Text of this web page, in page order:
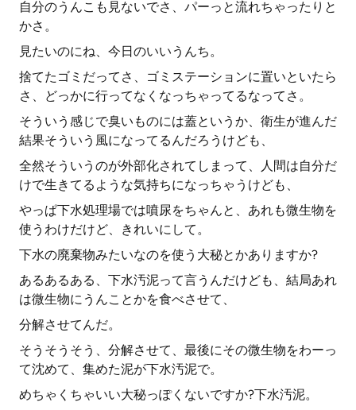
自分のうんこも見ないでさ、パーっと流れちゃったりと
かさ。
見たいのにね、今日のいいうんち。
捨てたゴミだってさ、ゴミステーションに置いといたら
さ、どっかに行ってなくなっちゃってるなってさ。
そういう感じで臭いものには蓋というか、衛生が進んだ
結果そういう風になってるんだろうけども、
全然そういうのが外部化されてしまって、人間は自分だ
けで生きてるような気持ちになっちゃうけども、
やっぱ下水処理場では噴尿をちゃんと、あれも微生物を
使うわけだけど、きれいにして。
下水の廃棄物みたいなのを使う大秘とかありますか?
あるあるある、下水汚泥って言うんだけども、結局あれ
は微生物にうんことかを食べさせて、
分解させてんだ。
そうそうそう、分解させて、最後にその微生物をわーっ
て沈めて、集めた泥が下水汚泥で。
めちゃくちゃいい大秘っぽくないですか?下水汚泥。